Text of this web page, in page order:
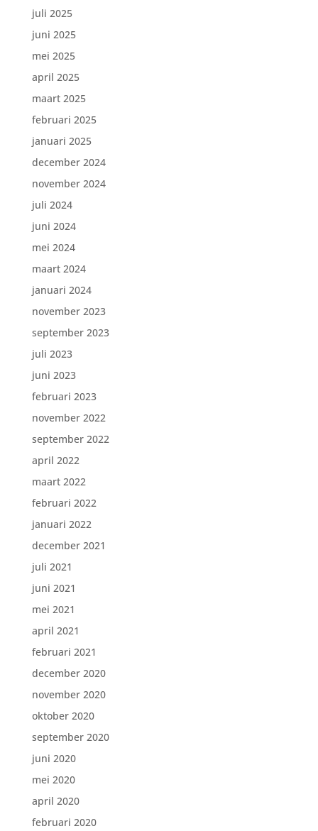
juli 2025
juni 2025
mei 2025
april 2025
maart 2025
februari 2025
januari 2025
december 2024
november 2024
juli 2024
juni 2024
mei 2024
maart 2024
januari 2024
november 2023
september 2023
juli 2023
juni 2023
februari 2023
november 2022
september 2022
april 2022
maart 2022
februari 2022
januari 2022
december 2021
juli 2021
juni 2021
mei 2021
april 2021
februari 2021
december 2020
november 2020
oktober 2020
september 2020
juni 2020
mei 2020
april 2020
februari 2020